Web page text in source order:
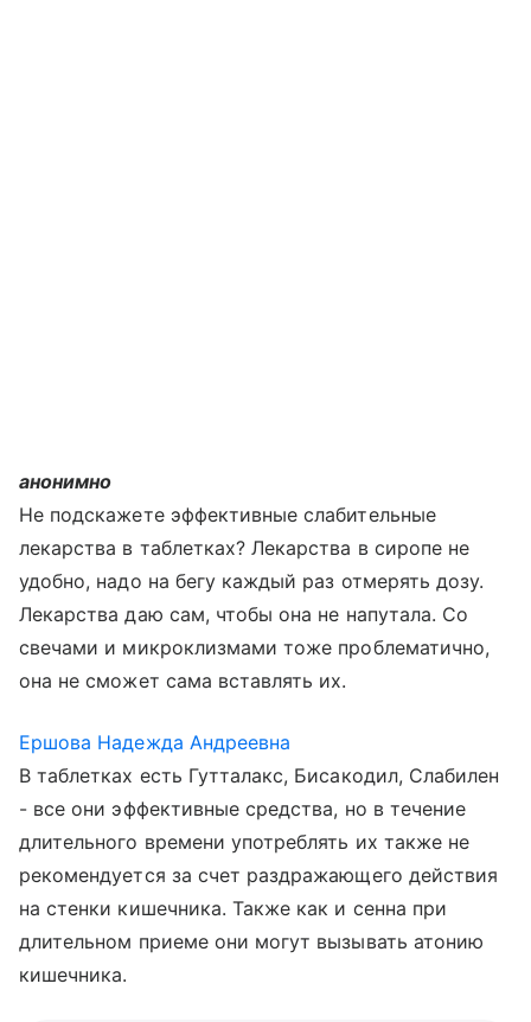
анонимно
Не подскажете эффективные слабительные
лекарства в таблетках? Лекарства в сиропе не
удобно, надо на бегу каждый раз отмерять дозу.
Лекарства даю сам, чтобы она не напутала. Со
свечами и микроклизмами тоже проблематично,
она не сможет сама вставлять их.
Ершова Надежда Андреевна
В таблетках есть Гутталакс, Бисакодил, Слабилен
- все они эффективные средства, но в течение
длительного времени употреблять их также не
рекомендуется за счет раздражающего действия
на стенки кишечника. Также как и сенна при
длительном приеме они могут вызывать атонию
кишечника.